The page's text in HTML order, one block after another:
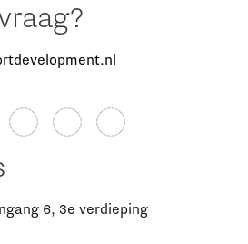
6, 3e verdieping